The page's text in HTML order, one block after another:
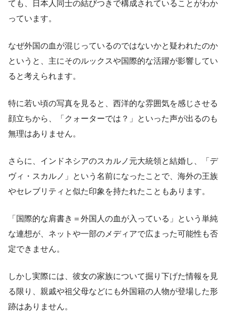
ても、日本人同士の結びつきで構成されていることがわか
っています。
なぜ外国の血が混じっているのではないかと疑われたのか
というと、主にそのルックスや国際的な活躍が影響してい
ると考えられます。
特に若い頃の写真を見ると、西洋的な雰囲気を感じさせる
顔立ちから、「クォーターでは？」といった声が出るのも
無理はありません。
さらに、インドネシアのスカルノ元大統領と結婚し、「デ
ヴィ・スカルノ」という名前になったことで、海外の王族
やセレブリティと似た印象を持たれたこともあります。
「国際的な肩書き＝外国人の血が入っている」という単純
な連想が、ネットや一部のメディアで広まった可能性も否
定できません。
しかし実際には、彼女の家族について掘り下げた情報を見
る限り、親戚や祖父母などにも外国籍の人物が登場した形
跡はありません。